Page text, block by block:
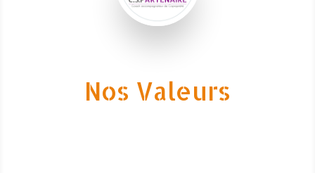
Nos Valeurs